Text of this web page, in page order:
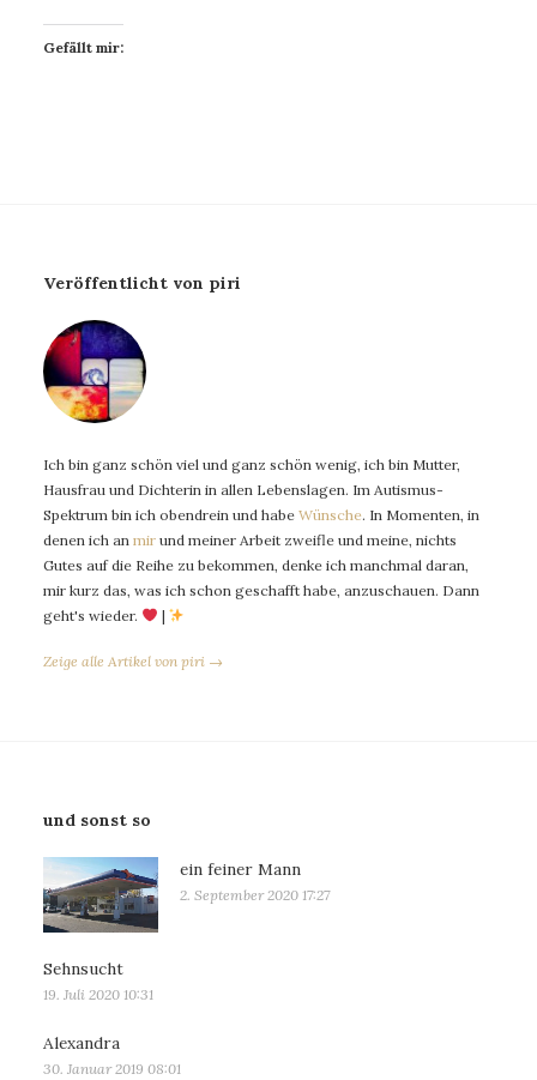
Gefällt mir:
Veröffentlicht von piri
Ich bin ganz schön viel und ganz schön wenig, ich bin Mutter,
Hausfrau und Dichterin in allen Lebenslagen. Im Autismus-
Spektrum bin ich obendrein und habe Wünsche. In Momenten, in
denen ich an mir und meiner Arbeit zweifle und meine, nichts
Gutes auf die Reihe zu bekommen, denke ich manchmal daran,
mir kurz das, was ich schon geschafft habe, anzuschauen. Dann
geht's wieder.
|
Zeige alle Artikel von piri →
und sonst so
ein feiner Mann
2. September 2020 17:27
Sehnsucht
19. Juli 2020 10:31
Alexandra
30. Januar 2019 08:01